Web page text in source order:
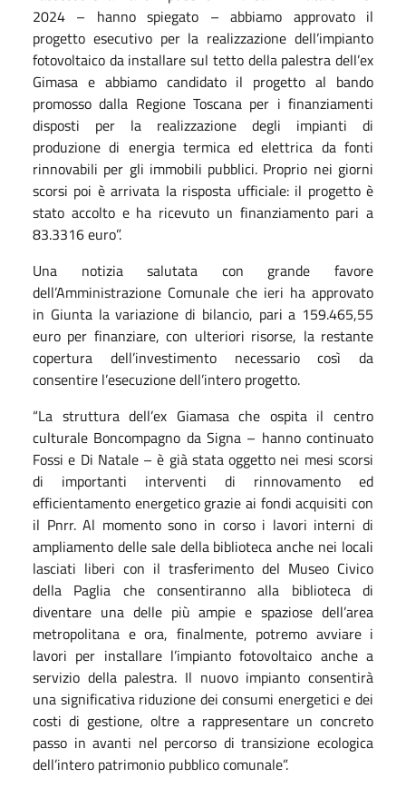
2024 – hanno spiegato – abbiamo approvato il
progetto esecutivo per la realizzazione dell’impianto
fotovoltaico da installare sul tetto della palestra dell’ex
Gimasa e abbiamo candidato il progetto al bando
promosso dalla Regione Toscana per i finanziamenti
disposti per la realizzazione degli impianti di
produzione di energia termica ed elettrica da fonti
rinnovabili per gli immobili pubblici. Proprio nei giorni
scorsi poi è arrivata la risposta ufficiale: il progetto è
stato accolto e ha ricevuto un finanziamento pari a
83.3316 euro”.
Una notizia salutata con grande favore
dell’Amministrazione Comunale che ieri ha approvato
in Giunta la variazione di bilancio, pari a 159.465,55
euro per finanziare, con ulteriori risorse, la restante
copertura dell’investimento necessario così da
consentire l’esecuzione dell’intero progetto.
“La struttura dell’ex Giamasa che ospita il centro
culturale Boncompagno da Signa – hanno continuato
Fossi e Di Natale – è già stata oggetto nei mesi scorsi
di importanti interventi di rinnovamento ed
efficientamento energetico grazie ai fondi acquisiti con
il Pnrr. Al momento sono in corso i lavori interni di
ampliamento delle sale della biblioteca anche nei locali
lasciati liberi con il trasferimento del Museo Civico
della Paglia che consentiranno alla biblioteca di
diventare una delle più ampie e spaziose dell’area
metropolitana e ora, finalmente, potremo avviare i
lavori per installare l’impianto fotovoltaico anche a
servizio della palestra. Il nuovo impianto consentirà
una significativa riduzione dei consumi energetici e dei
costi di gestione, oltre a rappresentare un concreto
passo in avanti nel percorso di transizione ecologica
dell’intero patrimonio pubblico comunale”.